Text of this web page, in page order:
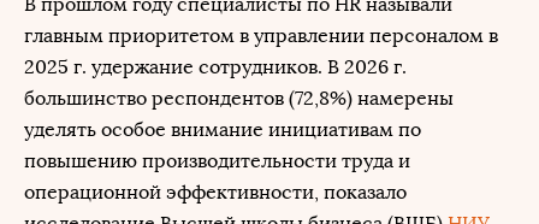
главным приоритетом в управлении персоналом в
2025 г. удержание сотрудников. В 2026 г.
большинство респондентов (72,8%) намерены
уделять особое внимание инициативам по
повышению производительности труда и
операционной эффективности, показало